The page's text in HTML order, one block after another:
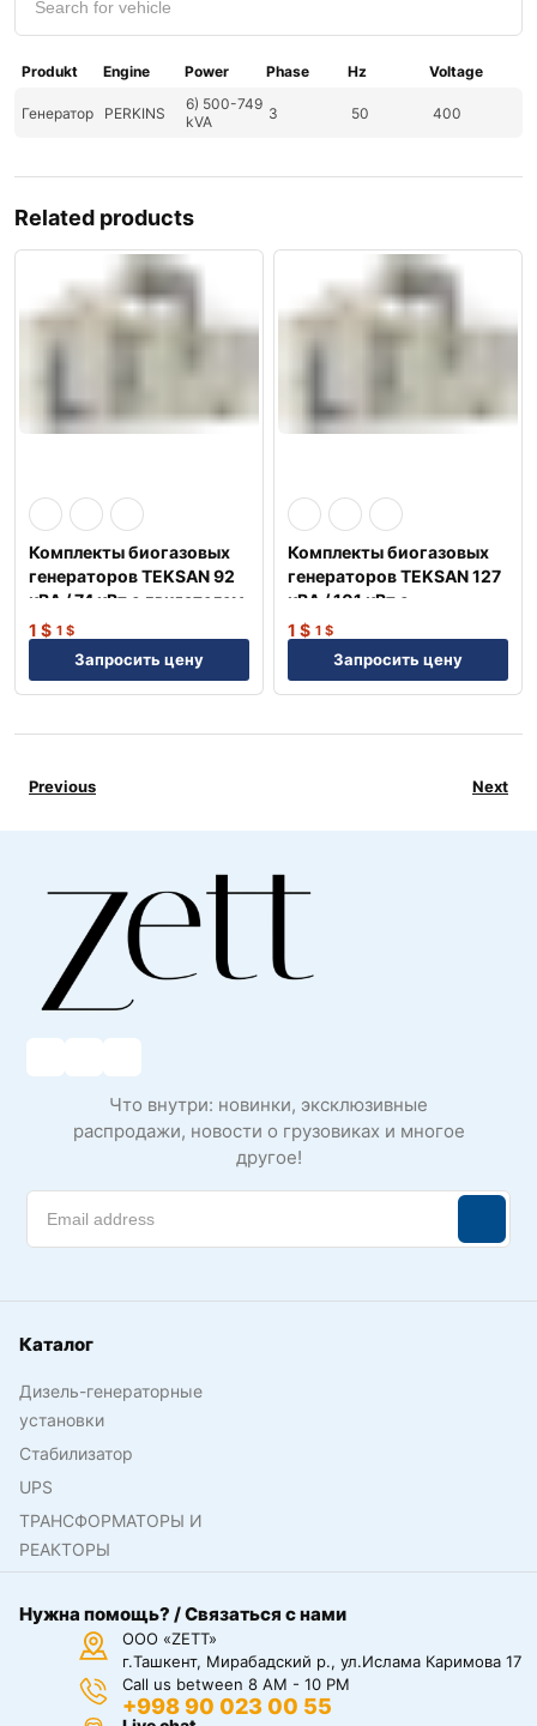
Produkt Engine Power Phase Hz Voltage
Генератор PERKINS
6) 500-749
kVA
3 50 400
Related products
Комплекты биогазовых
генераторов TEKSAN 92
кВА / 74 кВт с двигателем
MAN Немецкий
1 $ 1 $
Запросить цену
Комплекты биогазовых
генераторов TEKSAN 127
кВА / 101 кВт с
двигателем MAN
Немецкий
1 $ 1 $
Запросить цену
Previous Next
Что внутри: новинки, эксклюзивные
распродажи, новости о грузовиках и многое
другое!
Каталог
Дизель-генераторные
установки
Стабилизатор
UPS
ТРАНСФОРМАТОРЫ И
РЕАКТОРЫ
Нужна помощь? / Связаться с нами
ООО «ZETT»
г.Ташкент, Мирабадский р., ул.Ислама Каримова 17
Call us between 8 AM - 10 PM
+998 90 023 00 55